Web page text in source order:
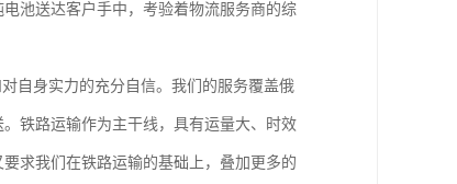
池送达客户手中，考验着物流服务商的综
自身实力的充分自信。我们的服务覆盖俄
铁路运输作为主干线，具有运量大、时效
求我们在铁路运输的基础上，叠加更多的